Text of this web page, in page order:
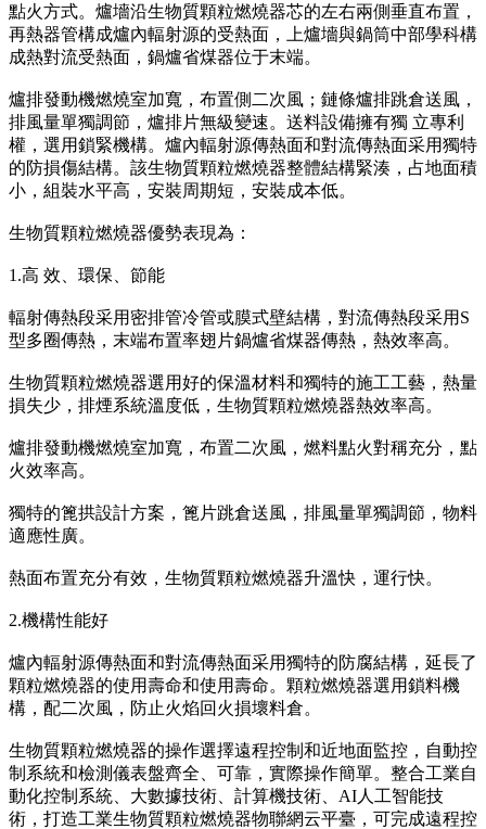
點火方式。爐墻沿生物質顆粒燃燒器芯的左右兩側垂直布置，
再熱器管構成爐內輻射源的受熱面，上爐墻與鍋筒中部學科構
成熱對流受熱面，鍋爐省煤器位于末端。
爐排發動機燃燒室加寬，布置側二次風；鏈條爐排跳倉送風，
排風量單獨調節，爐排片無級變速。送料設備擁有獨 立專利
權，選用鎖緊機構。爐內輻射源傳熱面和對流傳熱面采用獨特
的防損傷結構。該生物質顆粒燃燒器整體結構緊湊，占地面積
小，組裝水平高，安裝周期短，安裝成本低。
生物質顆粒燃燒器優勢表現為：
1.高 效、環保、節能
輻射傳熱段采用密排管冷管或膜式壁結構，對流傳熱段采用S
型多圈傳熱，末端布置率翅片鍋爐省煤器傳熱，熱效率高。
生物質顆粒燃燒器選用好的保溫材料和獨特的施工工藝，熱量
損失少，排煙系統溫度低，生物質顆粒燃燒器熱效率高。
爐排發動機燃燒室加寬，布置二次風，燃料點火對稱充分，點
火效率高。
獨特的篦拱設計方案，篦片跳倉送風，排風量單獨調節，物料
適應性廣。
熱面布置充分有效，生物質顆粒燃燒器升溫快，運行快。
2.機構性能好
爐內輻射源傳熱面和對流傳熱面采用獨特的防腐結構，延長了
顆粒燃燒器的使用壽命和使用壽命。顆粒燃燒器選用鎖料機
構，配二次風，防止火焰回火損壞料倉。
生物質顆粒燃燒器的操作選擇遠程控制和近地面監控，自動控
制系統和檢測儀表盤齊全、可靠，實際操作簡單。整合工業自
動化控制系統、大數據技術、計算機技術、AI人工智能技
術，打造工業生物質顆粒燃燒器物聯網云平臺，可完成遠程控